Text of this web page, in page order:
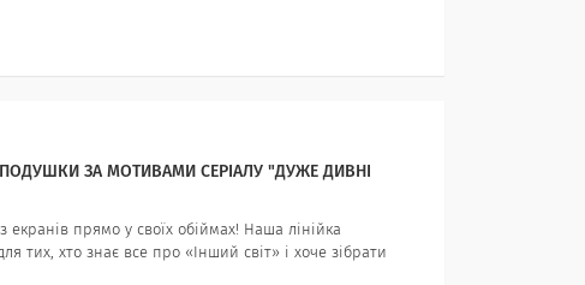
ПОДУШКИ ЗА МОТИВАМИ СЕРІАЛУ "ДУЖЕ ДИВНІ
екранів прямо у своїх обіймах! Наша лінійка
тих, хто знає все про «Інший світ» і хоче зібрати